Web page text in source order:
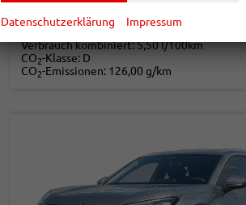
30.453,– €
incl. 19% MwSt.
Verbrauch kombiniert:5,50 l/100km
CO2-Klasse: D
CO2-Emissionen: 126,00 g/km
Datenschutzerklärung Impressum